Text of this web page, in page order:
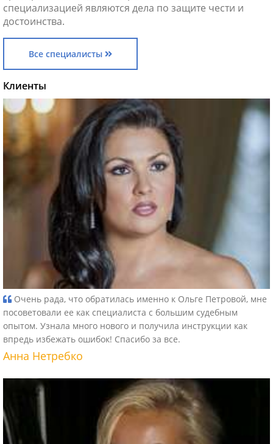
специализацией являются дела по защите чести и
достоинства.
Все специалисты
Клиенты
Очень рада, что обратилась именно к Ольге Петровой, мне
посоветовали ее как специалиста с большим судебным
опытом. Узнала много нового и получила инструкции как
впредь избежать ошибок! Спасибо за все.
Анна Нетребко